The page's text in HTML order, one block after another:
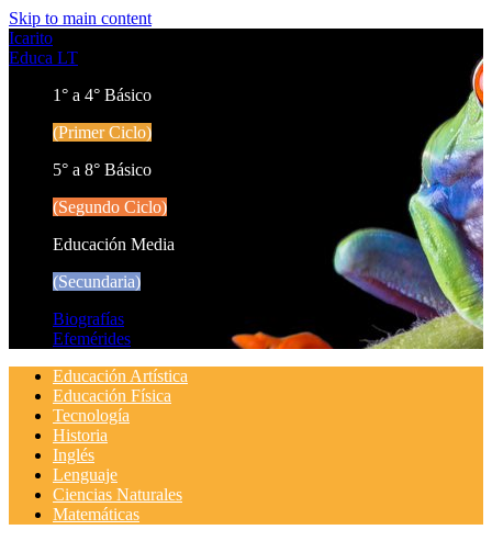
Skip to main content
Icarito
Educa LT
1° a 4° Básico
(Primer Ciclo)
5° a 8° Básico
(Segundo Ciclo)
Educación Media
(Secundaria)
Biografías
Efemérides
Educación Artística
Educación Física
Tecnología
Historia
Inglés
Lenguaje
Ciencias Naturales
Matemáticas